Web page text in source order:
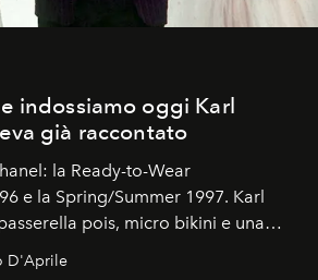
indossiamo oggi Karl
già raccontato
la Ready-to-Wear
e la Spring/Summer 1997. Karl
pois, micro bikini e una
una dietro l'altra. Trent'anni dopo,
D'Aprile